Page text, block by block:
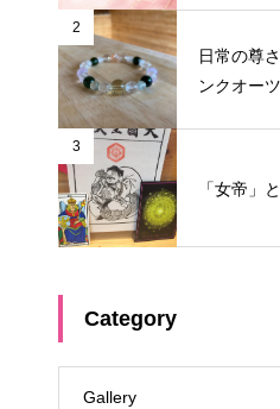
2
日常の尊
ンクオー
3
「女帝」
Category
Gallery